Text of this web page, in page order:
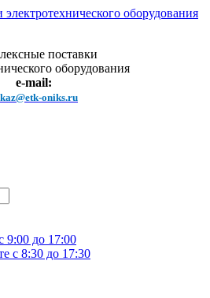
поставки
оборудования
e-mail:
oniks.ru
9:00 до 17:00
с 8:30 до 17:30